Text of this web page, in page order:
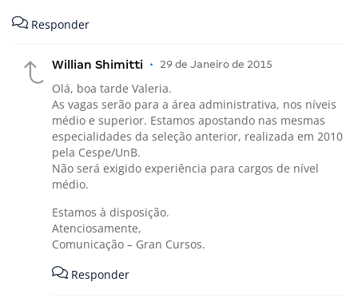
Responder
Willian Shimitti • 29 de Janeiro de 2015
Olá, boa tarde Valeria.
As vagas serão para a área administrativa, nos níveis
médio e superior. Estamos apostando nas mesmas
especialidades da seleção anterior, realizada em 2010
pela Cespe/UnB.
Não será exigido experiência para cargos de nível
médio.
Estamos à disposição.
Atenciosamente,
Comunicação – Gran Cursos.
Responder